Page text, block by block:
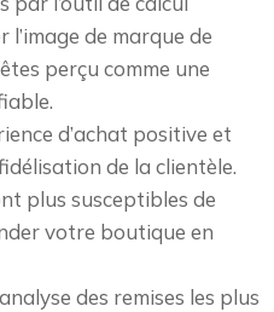
de marque de
perçu comme une
d’achat positive et
de la clientèle.
plus susceptibles de
votre boutique en
des remises les plus